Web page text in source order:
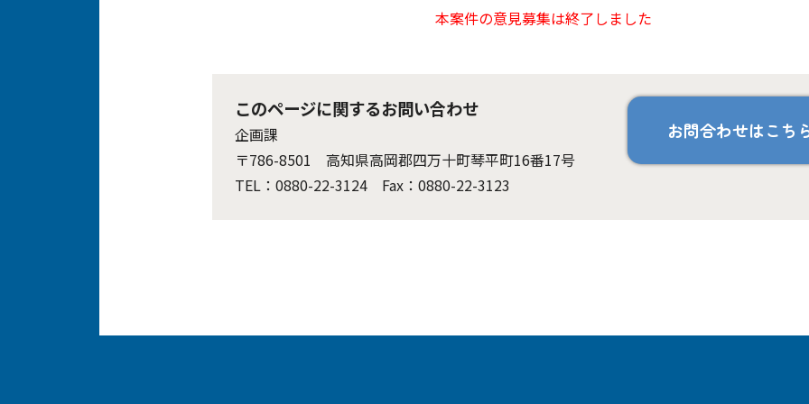
本案件の意見募集は終了しました
このページに関するお問い合わせ
企画課
〒786-8501 高知県高岡郡四万十町琴平町16番17号
TEL：0880-22-3124 Fax：0880-22-3123
お問合わせはこち